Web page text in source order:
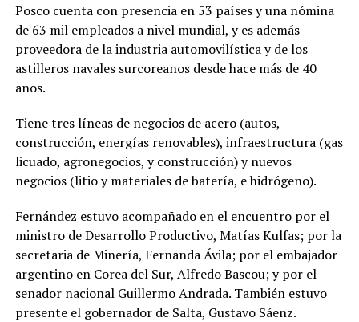
Posco cuenta con presencia en 53 países y una nómina
de 63 mil empleados a nivel mundial, y es además
proveedora de la industria automovilística y de los
astilleros navales surcoreanos desde hace más de 40
años.
Tiene tres líneas de negocios de acero (autos,
construcción, energías renovables), infraestructura (gas
licuado, agronegocios, y construcción) y nuevos
negocios (litio y materiales de batería, e hidrógeno).
Fernández estuvo acompañado en el encuentro por el
ministro de Desarrollo Productivo, Matías Kulfas; por la
secretaria de Minería, Fernanda Ávila; por el embajador
argentino en Corea del Sur, Alfredo Bascou; y por el
senador nacional Guillermo Andrada. También estuvo
presente el gobernador de Salta, Gustavo Sáenz.